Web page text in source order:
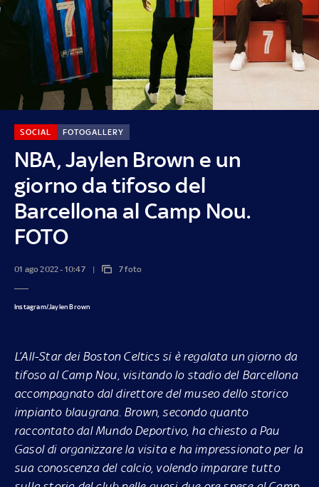
NBA, Jaylen Brown e un
giorno da tifoso del
Barcellona al Camp Nou.
FOTO
SOCIAL FOTOGALLERY
01 ago 2022 - 10:47 7 foto
Instagram/Jaylen Brown
L’All-Star dei Boston Celtics si è regalata un giorno da
tifoso al Camp Nou, visitando lo stadio del Barcellona
accompagnato dal direttore del museo dello storico
impianto blaugrana. Brown, secondo quanto
raccontato dal Mundo Deportivo, ha chiesto a Pau
Gasol di organizzare la visita e ha impressionato per la
sua conoscenza del calcio, volendo imparare tutto